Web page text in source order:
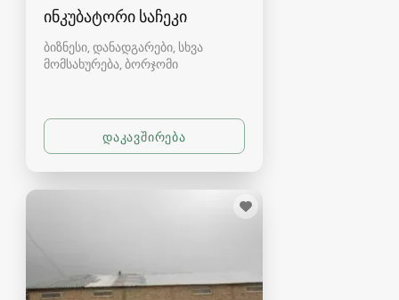
ინკუბატორი საჩეკი
ბიზნესი, დანადგარები, სხვა
მომსახურება ბორჯომი